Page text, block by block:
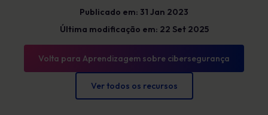
Publicado em: 31 Jan 2023
Última modificação em: 22 Set 2025
Volta para Aprendizagem sobre cibersegurança
Ver todos os recursos